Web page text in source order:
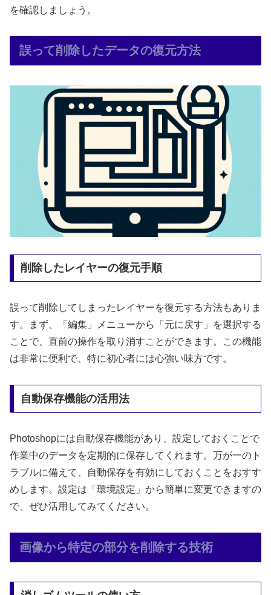
を確認しましょう。
誤って削除したデータの復元方法
削除したレイヤーの復元手順
誤って削除してしまったレイヤーを復元する方法もありま
す。まず、「編集」メニューから「元に戻す」を選択する
ことで、直前の操作を取り消すことができます。この機能
は非常に便利で、特に初心者には心強い味方です。
自動保存機能の活用法
Photoshopには自動保存機能があり、設定しておくことで
作業中のデータを定期的に保存してくれます。万が一のト
ラブルに備えて、自動保存を有効にしておくことをおすす
めします。設定は「環境設定」から簡単に変更できますの
で、ぜひ活用してみてください。
画像から特定の部分を削除する技術